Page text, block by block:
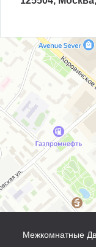
Межкомнатные